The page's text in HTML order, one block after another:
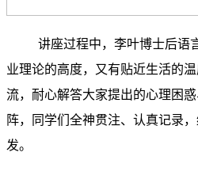
讲座过程中，李叶博士后语
业理论的高度，又有贴近生活的
流，耐心解答大家提出的心理困
阵，同学们全神贯注、认真记录
发。